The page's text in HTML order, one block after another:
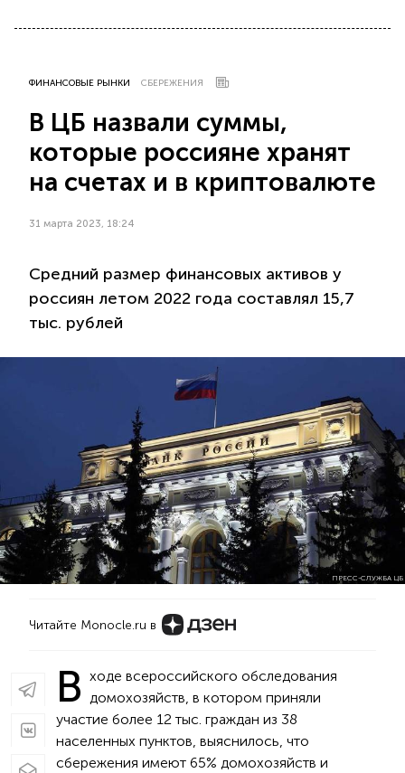
ФИНАНСОВЫЕ РЫНКИ СБЕРЕЖЕНИЯ
В ЦБ назвали суммы,
которые россияне хранят
на счетах и в криптовалюте
31 марта 2023, 18:24
Средний размер финансовых активов у
россиян летом 2022 года составлял 15,7
тыс. рублей
ПРЕСС-СЛУЖБА ЦБ
Читайте Monocle.ru в
В ходе всероссийского обследования
домохозяйств, в котором приняли
участие более 12 тыс. граждан из 38
населенных пунктов, выяснилось, что
сбережения имеют 65% домохозяйств и